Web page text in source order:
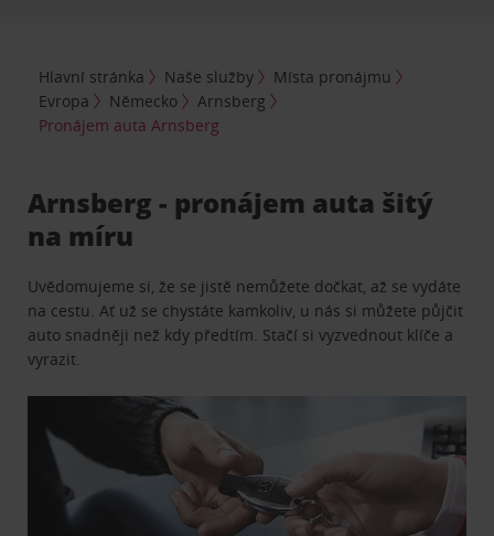
Hlavní stránka Naše služby
Místa pronájmu
Evropa
Německo
Arnsberg
Pronájem auta Arnsberg
Arnsberg - pronájem auta šitý
na míru
Uvědomujeme si, že se jistě nemůžete dočkat, až se vydáte
na cestu. Ať už se chystáte kamkoliv, u nás si můžete půjčit
auto snadněji než kdy předtím. Stačí si vyzvednout klíče a
vyrazit.